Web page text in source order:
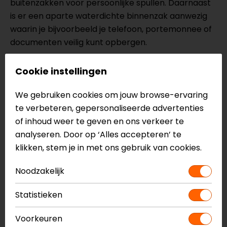
buitenzakken voor persoonlijke spullen. Daarnaast
is er een aparte waterdichte binnenzak aanwezig
waarin je bijvoorbeeld je telefoon, portemonnee of
documenten veilig kunt opbergen.
De hoodie is vervaardigd uit hoogwaardig Tech
Fleece dat bestaat uit 99% polyester en 1%
elastaan. Hierdoor voelt de stof comfortabel aan
en biedt deze voldoende bewegingsvrijheid tijdens
het rijden. De vaste meshvoering draagt bij aan
extra ventilatie en draagcomfort tijdens langere
Waarom kiezen voor de Alpinestars
Chrome Air Sport Motorhoodie?
De Alpinestars Chrome Air Sport Motorhoodie is
ideaal voor motorrijders die een casual uitstraling
Cookie instellingen
We gebruiken cookies om jouw browse-ervaring
te verbeteren, gepersonaliseerde advertenties
of inhoud weer te geven en ons verkeer te
analyseren. Door op ‘Alles accepteren’ te
klikken, stem je in met ons gebruik van cookies.
Noodzakelijk
Statistieken
Voorkeuren